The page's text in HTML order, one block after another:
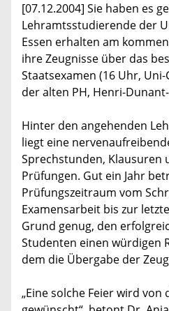
[07.12.2004] Sie haben es
Lehramtsstudierende der
Essen erhalten am
ihre Zeugnisse über das
Staatsexamen (16 Uhr, Uni-
der alten PH, Henri-
Hinter den angehenden
liegt eine
Sprechstunden, Klausuren
Prüfungen. Gut ein Jahr
Prüfungszeitraum vom
Examensarbeit bis zur
Grund genug, den
Studenten einen würdigen
dem die Übergabe der
„Eine solche Feier wird von